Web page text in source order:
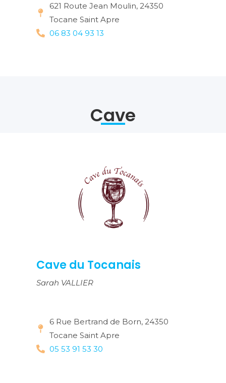
621 Route Jean Moulin, 24350
Tocane Saint Apre
06 83 04 93 13
Cave
Cave du Tocanais
Sarah VALLIER
6 Rue Bertrand de Born, 24350
Tocane Saint Apre
05 53 91 53 30